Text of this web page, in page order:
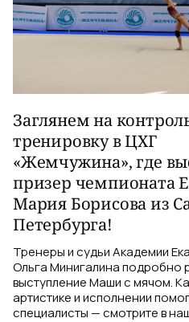
Заглянем на
тренировку в ЦХГ
«Жемчужина», где
призер чемпионата
Мария Борисова из
Петербурга!
Тренеры и судьи Академии
Ольга Минигалина подробно
выступление Маши с мячом.
артистике и исполнении
специалисты — смотрите в